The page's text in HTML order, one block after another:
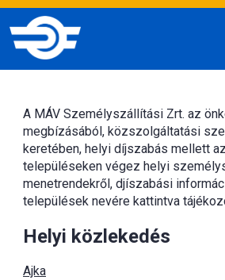
A MÁV Személyszállítási Zrt. az
megbízásából, közszolgáltatási
keretében, helyi díjszabás mellett
településeken végez helyi
menetrendekről, djíszabási
települések nevére kattintva
Helyi közlekedés
Ajka